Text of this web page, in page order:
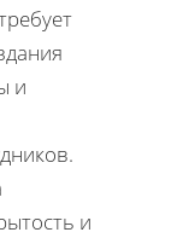
и
и